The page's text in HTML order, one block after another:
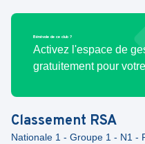
Bénévole de ce club ?
Activez l'espace de
gratuitement pour
Classement RSA
Nationale 1 - Groupe 1 - N1 -